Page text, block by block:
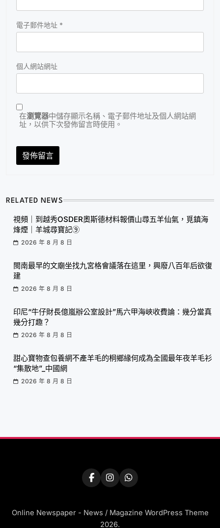
電子郵件地址 *
個人網站網址
在瀏覽器中儲存顯示名稱、電子郵件地址及個人網站網
址，以供下次發佈留言時使用。
RELATED NEWS
視頻｜到越秀OSDER奧斯德材料報價山尋五羊仙氣，覓鎮海
烽煙｜羊城尋寶記⑨
2026 年 8 月 8 日
閩南最早的文廟坐找九宮格會議落在這里，興廢八百年后欲復
建
2026 年 8 月 8 日
印尼“牛仔財長億嵐辦公室設計”馬六甲海峽收費論：幾分當真
幾分打趣？
2026 年 8 月 8 日
甜心寶物查包養網不產羊毛的桐鄉緣何成為全國最年夜羊毛衫
“集散地”_中國網
2026 年 8 月 8 日
Online Newspaper - News / Magazine WordPress Theme
2026.